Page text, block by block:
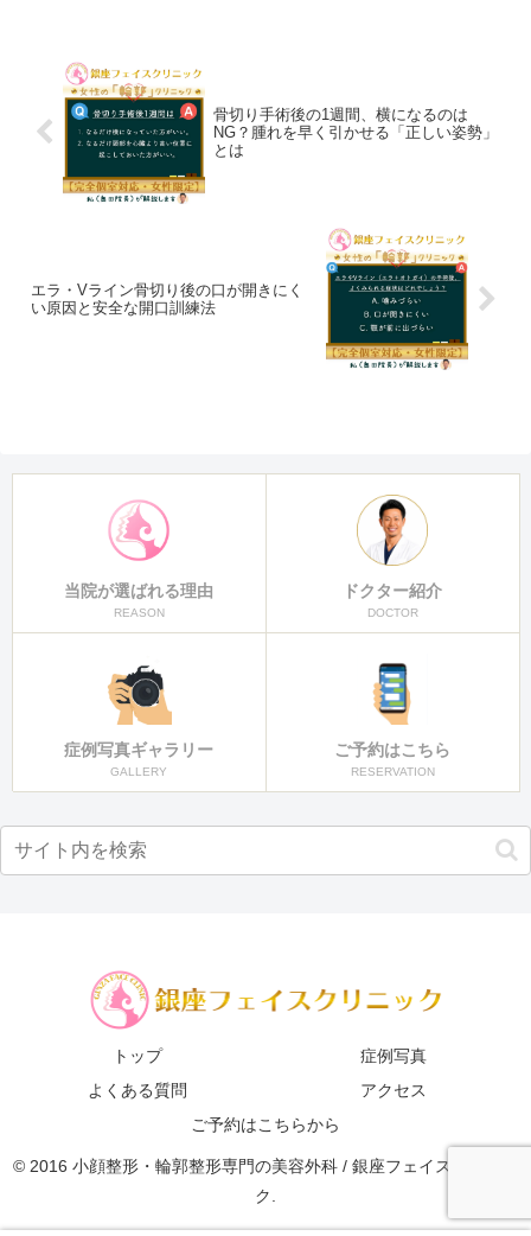
骨切り手術後の1週間、横になるのは
NG？腫れを早く引かせる「正しい姿勢」
とは
エラ・Vライン骨切り後の口が開きにく
い原因と安全な開口訓練法
当院が選ばれる理由
REASON
ドクター紹介
DOCTOR
症例写真ギャラリー
GALLERY
ご予約はこちら
RESERVATION
トップ
症例写真
よくある質問
アクセス
ご予約はこちらから
© 2016 小顔整形・輪郭整形専門の美容外科 / 銀座フェイスクリニッ
ク.